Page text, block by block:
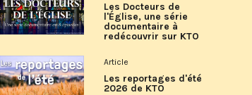
Les Docteurs de
l'Église, une série
documentaire à
redécouvrir sur KTO
Article
Les reportages d'été
2026 de KTO